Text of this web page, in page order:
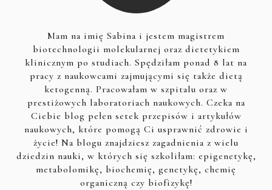
Mam na imię Sabina i jestem magistrem
biotechnologii molekularnej oraz dietetykiem
klinicznym po studiach. Spędziłam ponad 8 lat na
pracy z naukowcami zajmującymi się także dietą
ketogenną. Pracowałam w szpitalu oraz w
prestiżowych laboratoriach naukowych. Czeka na
Ciebie blog pełen setek przepisów i artykułów
naukowych, które pomogą Ci usprawnić zdrowie i
życie! Na blogu znajdziesz zagadnienia z wielu
dziedzin nauki, w których się szkoliłam: epigenetykę,
metabolomikę, biochemię, genetykę, chemię
organiczną czy biofizykę!